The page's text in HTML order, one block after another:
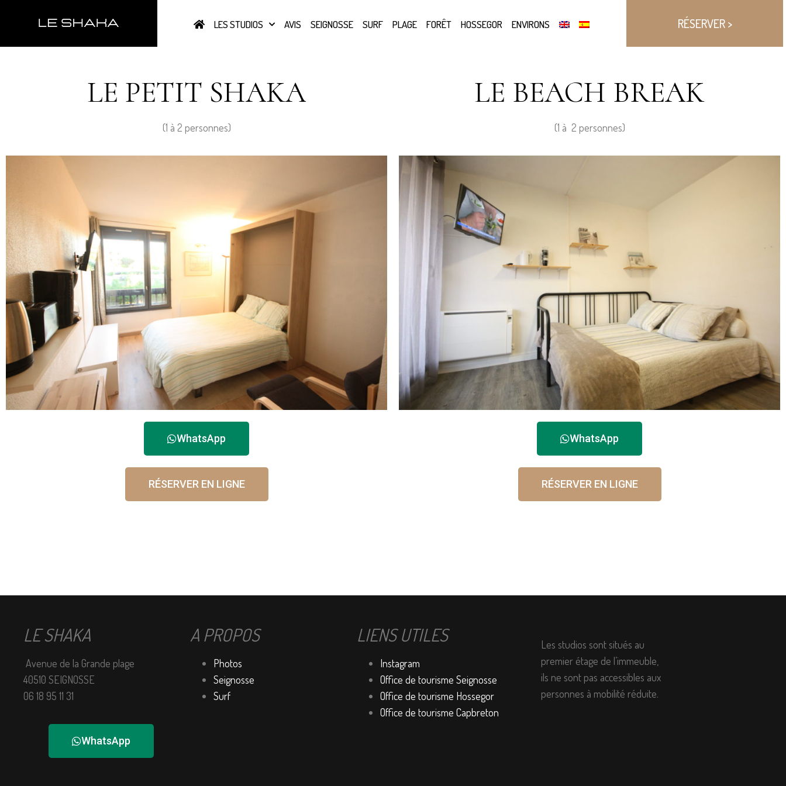
LES STUDIOS AVIS SEIGNOSSE SURF PLAGE FORÊT HOSSEGOR ENVIRONS RÉSERVER >
LE PETIT SHAKA
(1 à 2 personnes)
WhatsApp
RÉSERVER EN LIGNE
LE BEACH BREAK
(1 à 2 personnes)
WhatsApp
RÉSERVER EN LIGNE
LE SHAKA
Avenue de la Grande plage
40510 SEIGNOSSE
06 18 95 11 31
WhatsApp
A PROPOS
Photos
Seignosse
Surf
LIENS UTILES
Instagram
Office de tourisme Seignosse
Office de tourisme Hossegor
Office de tourisme Capbreton
Les studios sont situés au
premier étage de l’immeuble,
ils ne sont pas accessibles aux
personnes à mobilité réduite.